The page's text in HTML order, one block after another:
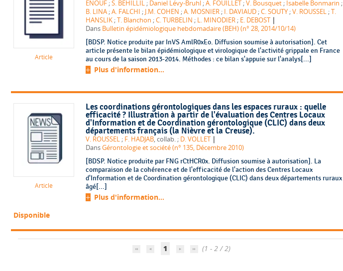
Article
ENOUF ;S. BEHILLIL ; Daniel Lévy-Bruhl ;A. FOUILLET ;V. Bousquet ; Isabelle Bonmarin ;
B. LINA ;A. FALCHI ; J.M. COHEN ;A. MOSNIER ; I. DAVIAUD ;C. SOUTY ;V. ROUSSEL ;T.
HANSLIK ;T. Blanchon ;C. TURBELIN ; L. MINODIER ; E. DEBOST |
Dans Bulletin épidémiologique hebdomadaire (BEH) (n° 28, 2014/10/14)
[BDSP. Notice produite par InVS AmlR0xEo. Diffusion soumise à autorisation]. Cet
article présente le bilan épidémiologique et virologique de l'activité grippale en France
au cours de la saison 2013-2014. Méthodes : ce bilan s'appuie sur l'analys[...]
Plus d'information...
Article
Les coordinations gérontologiques dans les espaces ruraux : quelle
efficacité ? Illustration à partir de l'évaluation des Centres Locaux
d'Information et de Coordination gérontologique (CLIC) dans deux
départements français (la Nièvre et la Creuse).
V. ROUSSEL ; F. HADJAB , collab. ; D. VOLLET |
DansGérontologie et société (n° 135, Décembre 2010)
[BDSP. Notice produite par FNG rCtHCR0x. Diffusion soumise à autorisation]. La
comparaison de la cohérence et de l'efficacité de l'action des Centres Locaux
d'Information et de Coordination gérontologique (CLIC) dans deux départements ruraux
âgé[...]
Plus d'information...
Disponible
1 (1 - 2 / 2)